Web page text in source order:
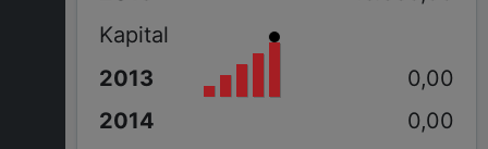
Kapital
0,00
0,00